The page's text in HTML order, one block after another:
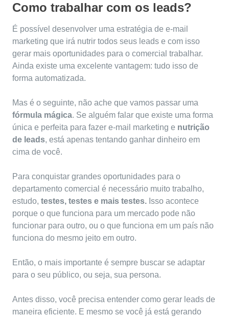
Como trabalhar com os leads?
É possível desenvolver uma estratégia de e-mail
marketing que irá nutrir todos seus leads e com isso
gerar mais oportunidades para o comercial trabalhar.
Ainda existe uma excelente vantagem: tudo isso de
forma automatizada.
Mas é o seguinte, não ache que vamos passar uma
fórmula mágica. Se alguém falar que existe uma forma
única e perfeita para fazer e-mail marketing e nutrição
de leads, está apenas tentando ganhar dinheiro em
cima de você.
Para conquistar grandes oportunidades para o
departamento comercial é necessário muito trabalho,
estudo, testes, testes e mais testes. Isso acontece
porque o que funciona para um mercado pode não
funcionar para outro, ou o que funciona em um país não
funciona do mesmo jeito em outro.
Então, o mais importante é sempre buscar se adaptar
para o seu público, ou seja, sua persona.
Antes disso, você precisa entender como gerar leads de
maneira eficiente. E mesmo se você já está gerando